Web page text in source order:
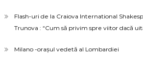
Flash-uri de la Craiova International
Trunova : “Cum să privim spre viitor dacă
Milano -orașul vedetă al Lombardiei